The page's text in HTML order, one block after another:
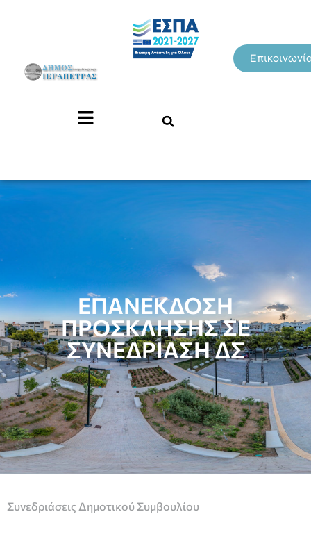
ΕΠΑΝΕΚΔΟΣΗ
ΠΡΟΣΚΛΗΣΗΣ ΣΕ
ΣΥΝΕΔΡΊΑΣΗ ΔΣ
Συνεδριάσεις Δημοτικού Συμβουλίου